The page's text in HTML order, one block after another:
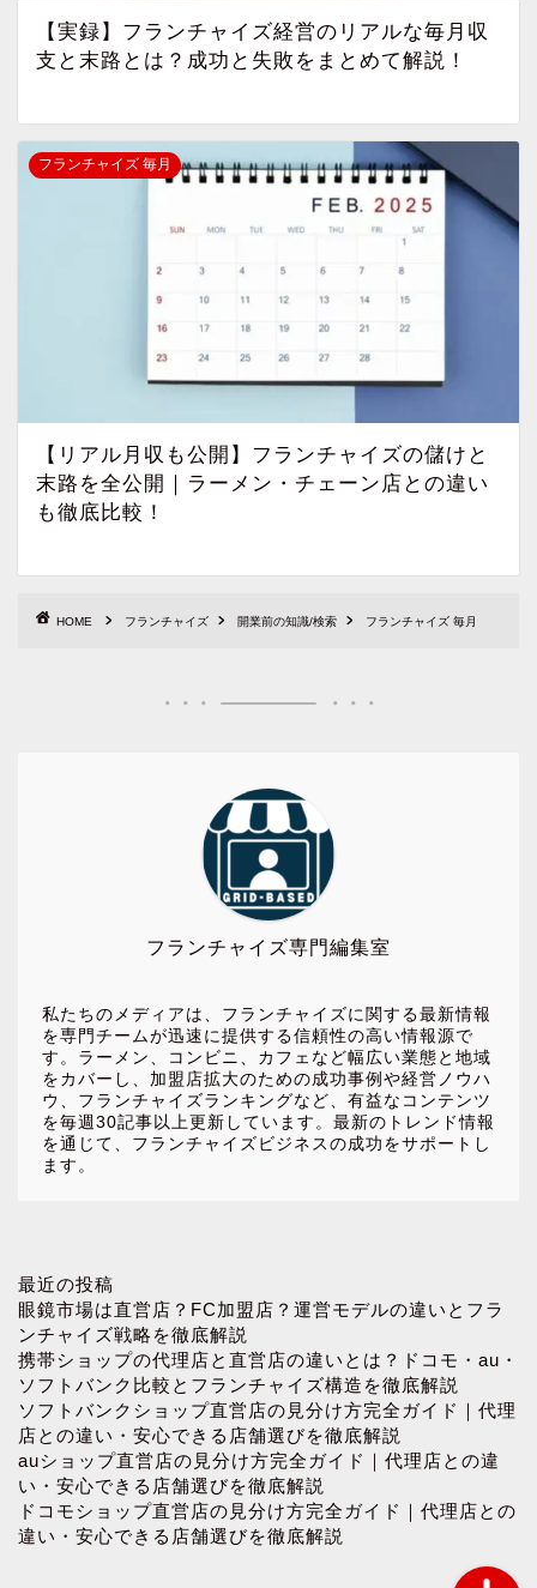
【実録】フランチャイズ経営のリアルな毎月収
支と末路とは？成功と失敗をまとめて解説！
フランチャイズ 毎月
【リアル月収も公開】フランチャイズの儲けと
末路を全公開｜ラーメン・チェーン店との違い
も徹底比較！
HOME フランチャイズ 開業前の知識/検索 フランチャイズ 毎月
フランチャイズ専門編集室
私たちのメディアは、フランチャイズに関する最新情報
を専門チームが迅速に提供する信頼性の高い情報源で
す。ラーメン、コンビニ、カフェなど幅広い業態と地域
をカバーし、加盟店拡大のための成功事例や経営ノウハ
ウ、フランチャイズランキングなど、有益なコンテンツ
を毎週30記事以上更新しています。最新のトレンド情報
を通じて、フランチャイズビジネスの成功をサポートし
ます。
最近の投稿
眼鏡市場は直営店？FC加盟店？運営モデルの違いとフラ
ンチャイズ戦略を徹底解説
携帯ショップの代理店と直営店の違いとは？ドコモ・au・
ソフトバンク比較とフランチャイズ構造を徹底解説
ソフトバンクショップ直営店の見分け方完全ガイド｜代理
店との違い・安心できる店舗選びを徹底解説
auショップ直営店の見分け方完全ガイド｜代理店との違
い・安心できる店舗選びを徹底解説
ドコモショップ直営店の見分け方完全ガイド｜代理店との
違い・安心できる店舗選びを徹底解説
お問い合わせ
プロフィール
プライバシーポリシー